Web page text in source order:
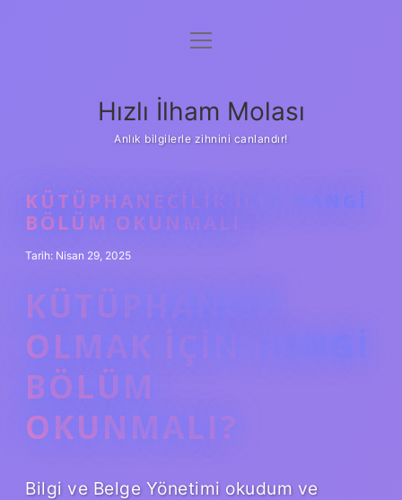
Anasayfa
Yasal Uyarı
menüyü
Hızlı İlham Molası
Anlık bilgilerle zihnini canlandır!
KÜTÜPHANECILIK IÇIN HANGI
BÖLÜM OKUNMALI
Tarih: Nisan 29, 2025
KÜTÜPHANECI
OLMAK IÇIN HANGI
BÖLÜM
OKUNMALI?
Bilgi ve Belge Yönetimi okudum ve